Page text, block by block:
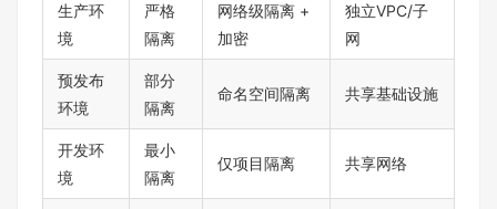
生产环
境
严格
隔离
网络级隔离 +
加密
独立VPC/子
网
预发布
环境
部分
隔离
命名空间隔离 共享基础设施
开发环
境
最小
隔离
仅项目隔离 共享网络